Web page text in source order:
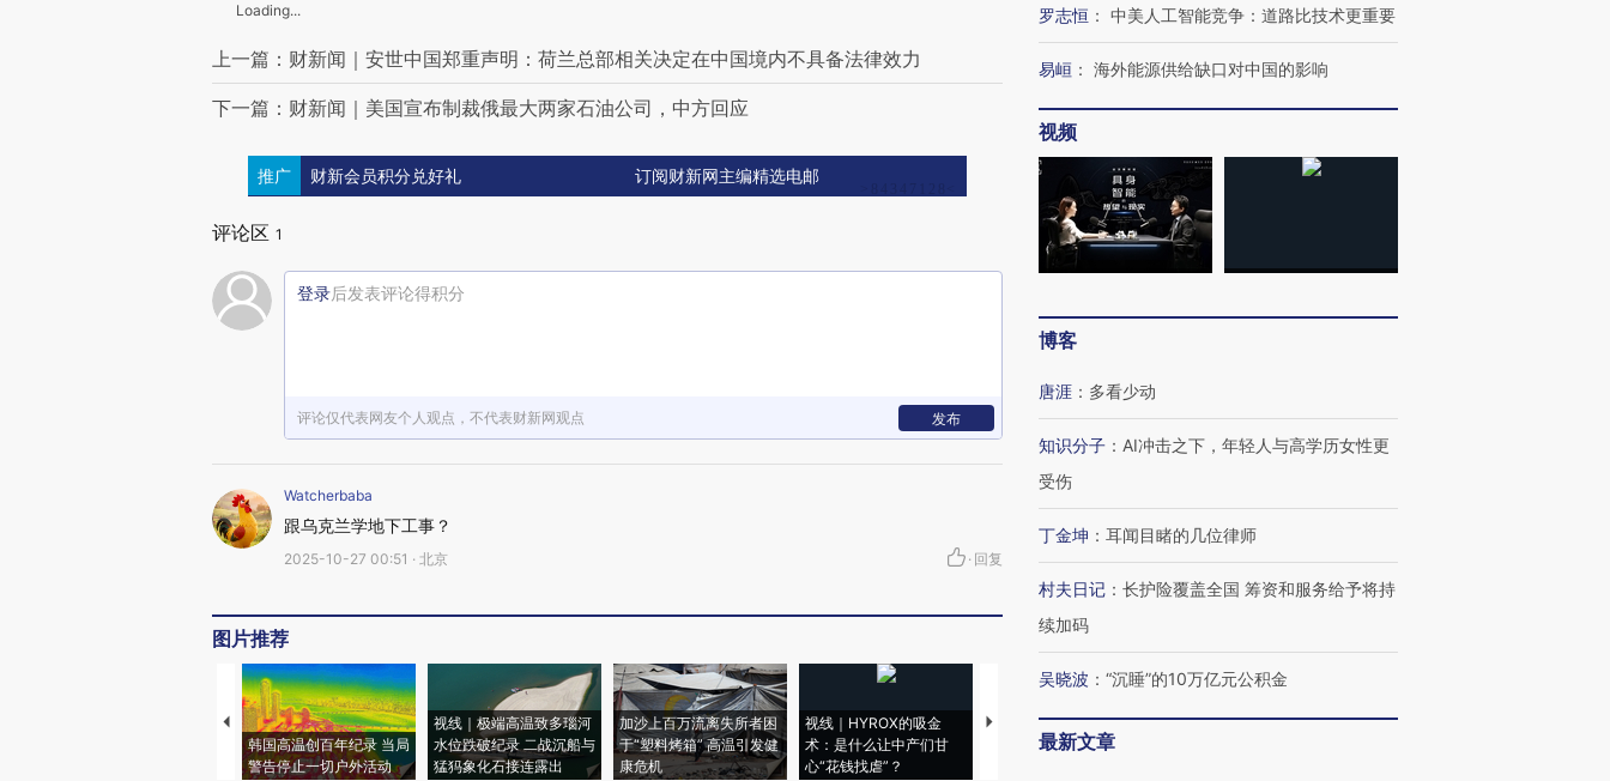
山西：禁止诋毁、侮辱大龄未婚女性
俄方：若用此类武器袭击俄罗斯，“报复选项不排除核武器”
上海、成都试点“取消中考”？各地免考未必减负
三季度理财规模扩张至32万亿元 “存款搬家”流入理财意愿仍强
美军宣布在加勒比海国际水域又击沉一艘“贩毒船”，船上6人死亡
英金管局首次起诉加密货币公司非法推广 火币被指“违反金融销售制度”
金正恩参谒中国人民志愿军烈士陵园
俄总统特别代表，已确认抵达美国
北京地下空间专项规划公示，征求社会意见——
设立台湾光复纪念日，国台办发声
“松绑”限购逾一个月 深圳二手房成交冲高回落
Loading...
上一篇：财新闻｜安世中国郑重声明：荷兰总部相关决定在中国境内不具备法律效力
下一篇：财新闻｜美国宣布制裁俄最大两家石油公司，中方回应
推广 财新会员积分兑好礼 订阅财新网主编精选电邮
评论区 1
登录后发表评论得积分
评论仅代表网友个人观点，不代表财新网观点 发布
Watcherbaba
跟乌克兰学地下工事？
2025-10-27 00:51 · 北京 · 回复
图片推荐
韩国高温创百年纪录 当局
警告停止一切户外活动
视线｜极端高温致多瑙河
水位跌破纪录 二战沉船与
猛犸象化石接连露出
加沙上百万流离失所者困
于“塑料烤箱” 高温引发健
康危机
视线｜HYROX的吸金
术：是什么让中产们甘
心“花钱找虐”？
马航飞行员跨国走私7万
粒摇头丸 尿检体内含3种
视线｜被称为“蟑螂”的印
视线｜“入侵”还是“人道危
罗志恒 ： 中美人工智能竞争：道路比技术更重要
易峘 ： 海外能源供给缺口对中国的影响
视频
博客
唐涯 ： 多看少动
知识分子 ： AI冲击之下，年轻人与高学历女性更
受伤
丁金坤 ： 耳闻目睹的几位律师
村夫日记 ： 长护险覆盖全国 筹资和服务给予将持
续加码
吴晓波 ： “沉睡”的10万亿元公积金
最新文章